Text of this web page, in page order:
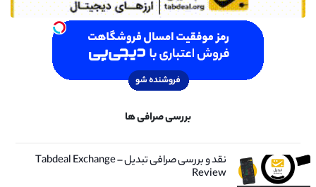
بررسی صرافی ها
نقد و بررسی صرافی تبدیل – Tabdeal Exchange
Review